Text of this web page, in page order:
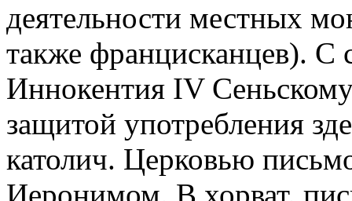
деятельности местных
также францисканцев).
Иннокентия IV
защитой употребления
католич. Церковью
Иеронимом. В хорват.